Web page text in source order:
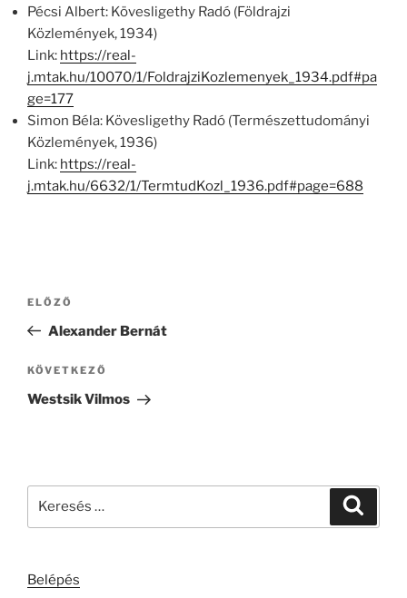
Pécsi Albert: Kövesligethy Radó (Földrajzi
Közlemények, 1934)
Link: https://real-
j.mtak.hu/10070/1/FoldrajziKozlemenyek_1934.pdf#pa
ge=177
Simon Béla: Kövesligethy Radó (Természettudományi
Közlemények, 1936)
Link: https://real-
j.mtak.hu/6632/1/TermtudKozl_1936.pdf#page=688
Bejegyzés
Korábbi
bejegyzés
ELŐZŐ
Alexander Bernát
Következő
bejegyzés
KÖVETKEZŐ
Westsik Vilmos
Belépés